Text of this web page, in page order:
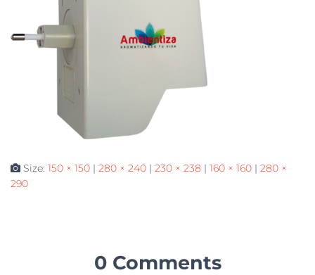
Size: 150 × 150 | 280 × 240 | 230 × 238 | 160 × 160 | 280 ×
290
0 Comments